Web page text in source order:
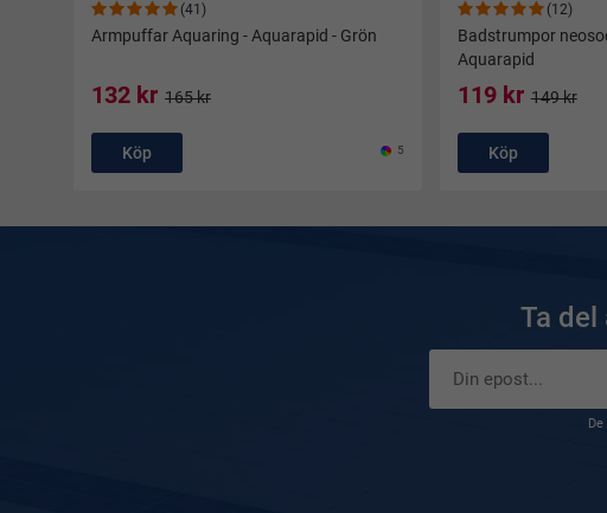
(41)
Armpuffar Aquaring - Aquarapid - Grön
132 kr 165 kr
Köp 5
(12)
Badstrumpor
Aquarapid
119 kr 149 kr
Köp
Ta del